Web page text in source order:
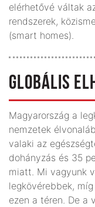
elérhetővé váltak
rendszerek,
(smart homes).
GLOBÁLIS
Magyarország a
nemzetek
valaki az
dohányzás és 35
miatt. Mi vagyunk
legkövérebbek,
ezen a téren. De a